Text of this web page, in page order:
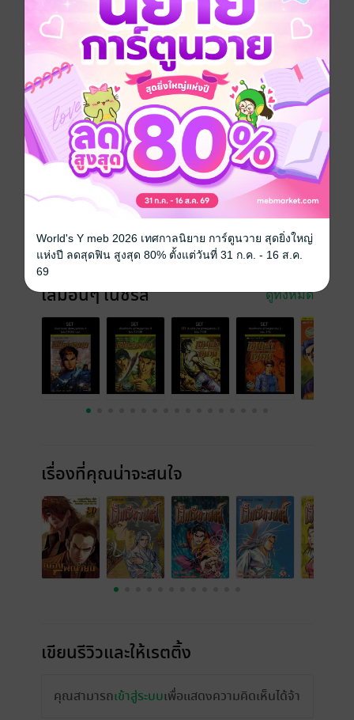
ในวงการ
ทั้งยังรักคุณธรรมและเพื่อนพ้อง! ดังนั้นเราจะพาท่านไป
เจาะลึกดูอดีตของเขา…
การ์ตูนจีน กำลังภายใน แอกชัน แฟนตาซี
ซีรีส์ เฉินเฮ่าหนาน สุภาพบุรุษทรชน
ประเภทไฟล์ pdf
วันที่วางขาย 18 ธันวาคม 2563
127 หน้า
ราคาปก 70 บาท (ประหยัด 21%)
เล่มอื่นๆ ในซีรีส์ ดูทั้งหมด
เรื่องที่คุณน่าจะสนใจ
เขียนรีวิวและให้เรตติ้ง
คุณสามารถเข้าสู่ระบบเพื่อแสดงความคิดเห็นได้จ้า
World's Y meb 2026 เทศกาลนิยาย การ์ตูนวาย สุดยิ่งใหญ่
แห่งปี ลดสุดฟิน สูงสุด 80% ตั้งแต่วันที่ 31 ก.ค. - 16 ส.ค.
69